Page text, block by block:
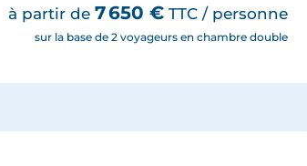
à partir de7 650€ TTC / personne
sur la base de 2 voyageurs en chambre double